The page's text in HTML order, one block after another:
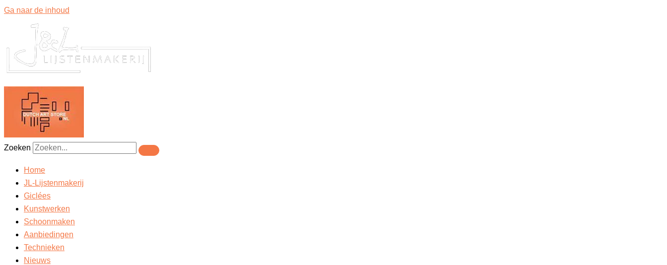
Ga naar de inhoud
Zoeken
Home
JL-Lijstenmakerij
Giclées
Kunstwerken
Schoonmaken
Aanbiedingen
Technieken
Nieuws